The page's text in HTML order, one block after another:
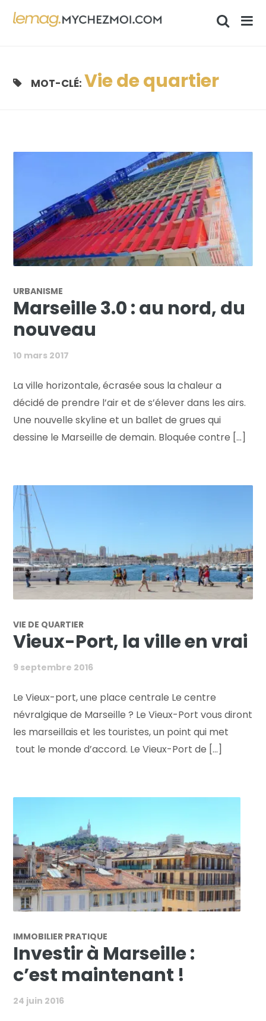
MOT-CLÉ: Vie de quartier
URBANISME
Marseille 3.0 : au nord, du
nouveau
10 mars 2017
La ville horizontale, écrasée sous la chaleur a
décidé de prendre l’air et de s’élever dans les airs.
Une nouvelle skyline et un ballet de grues qui
dessine le Marseille de demain. Bloquée contre [...]
VIE DE QUARTIER
Vieux-Port, la ville en vrai
9 septembre 2016
Le Vieux-port, une place centrale Le centre
névralgique de Marseille ? Le Vieux-Port vous diront
les marseillais et les touristes, un point qui met
tout le monde d’accord. Le Vieux-Port de [...]
IMMOBILIER PRATIQUE
Investir à Marseille :
c’est maintenant !
24 juin 2016